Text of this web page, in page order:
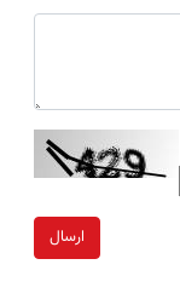
ارسال